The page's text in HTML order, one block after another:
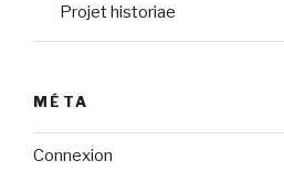
Projet historiae
MÉTA
Connexion